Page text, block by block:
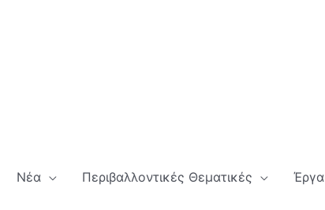
Νέα Περιβαλλοντικές Θεματικές Έργα